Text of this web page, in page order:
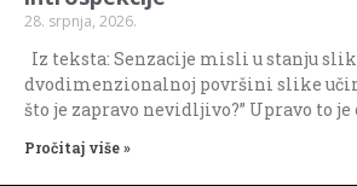
28. srpnja, 2026.
Iz teksta: Senzacije misli u stanju
dvodimenzionalnoj površini slike
što je zapravo nevidljivo?” Upravo to je
Pročitaj više »